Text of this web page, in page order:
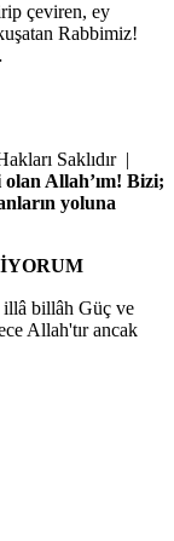
çeviren, ey
Rabbimiz!
Saklıdır |
Allah’ım! Bizi;
yoluna
Allah'tır ancak